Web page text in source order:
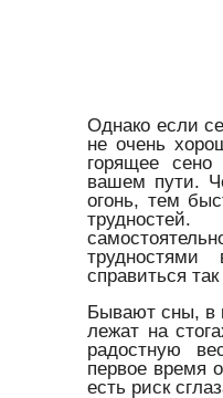
Однако если
не очень
горящее
вашем пути.
огонь, тем
справиться так
Бывают сны, в
лежат на
радостную
первое время
есть риск